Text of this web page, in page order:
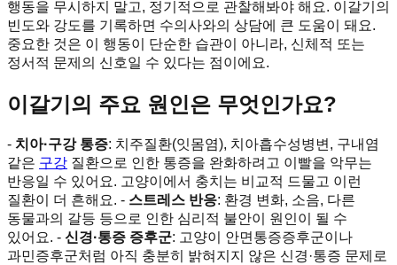
행동을 무시하지 말고, 정기적으로 관찰해봐야 해요. 이갈기의
빈도와 강도를 기록하면 수의사와의 상담에 큰 도움이 돼요.
중요한 것은 이 행동이 단순한 습관이 아니라, 신체적 또는
정서적 문제의 신호일 수 있다는 점이에요.
이갈기의 주요 원인은 무엇인가요?
- 치아·구강 통증: 치주질환(잇몸염), 치아흡수성병변, 구내염
같은 구강 질환으로 인한 통증을 완화하려고 이빨을 악무는
반응일 수 있어요. 고양이에서 충치는 비교적 드물고 이런
질환이 더 흔해요. - 스트레스 반응: 환경 변화, 소음, 다른
동물과의 갈등 등으로 인한 심리적 불안이 원인이 될 수
있어요. - 신경·통증 증후군: 고양이 안면통증증후군이나
과민증후군처럼 아직 충분히 밝혀지지 않은 신경·통증 문제로